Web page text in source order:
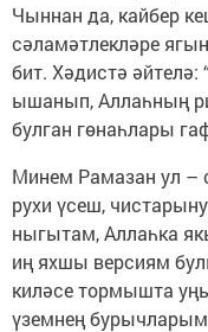
Чыннан да, кайбер
сәламәтлекләре
бит. Хәдистә
ышанып, Аллаһның
булган гөнаһлары
Минем Рамазан ул –
рухи үсеш,
ныгытам, Аллаһка
иң яхшы версиям
киләсе тормышта
үземнең